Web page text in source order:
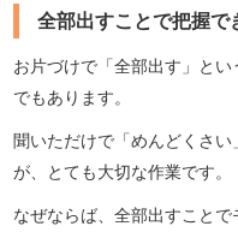
全部出すことで把握で
お片づけで「全部出す」と
でもあります。
聞いただけで「めんどくさ
が、とても大切な作業です。
なぜならば、全部出すこと